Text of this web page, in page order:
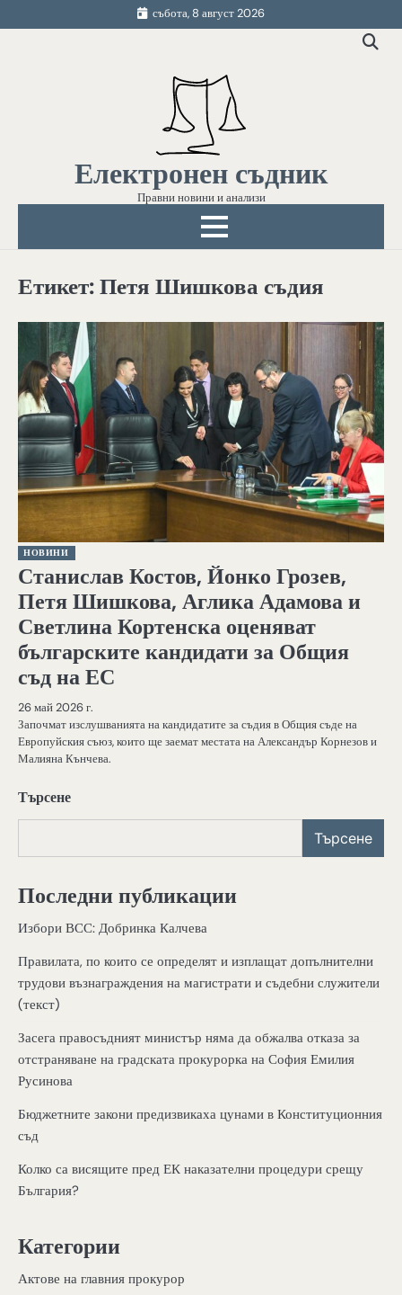
to
събота, 8 август 2026
Електронен съдник
Правни новини и анализи
Етикет:Петя Шишкова съдия
НОВИНИ
Станислав Костов, Йонко Грозев,
Петя Шишкова, Аглика Адамова и
Светлина Кортенска оценяват
българските кандидати за Общия
съд на ЕС
26 май 2026 г.
Започмат изслушванията на кандидатите за съдия в Общия съде на
Европуйския съюз, които ще заемат местата на Александър Корнезов и
Малияна Кънчева.
Търсене
Търсене
Последни публикации
Избори ВСС: Добринка Калчева
Правилата, по които се определят и изплащат допълнителни
трудови възнаграждения на магистрати и съдебни служители
(текст)
Засега правосъдният министър няма да обжалва отказа за
отстраняване на градската прокурорка на София Емилия
Русинова
Бюджетните закони предизвикаха цунами в Конституционния
съд
Колко са висящите пред ЕК наказателни процедури срещу
България?
Категории
Актове на главния прокурор